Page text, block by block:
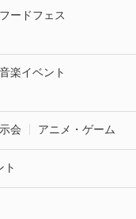
ードフェス
楽イベント
会 アニメ・ゲーム
ト